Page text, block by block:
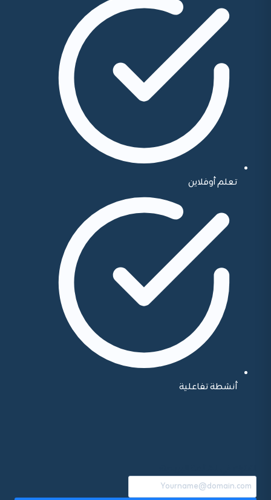
تعلم أوفلاين
أنشطة تفاعلية